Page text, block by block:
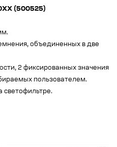
(500525)
объединенных в две
2 фиксированных значения
пользователем.
светофильтре.